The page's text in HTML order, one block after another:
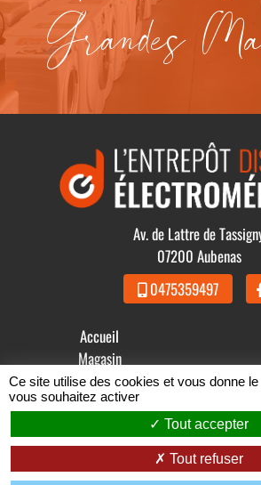
Grandes
Av. de Lattre de
07200 Aubenas
0475359497
Accueil
Magasin
Produits
© 2021 - 2026 GDBB - L' Entrepôt
Mentions légales-Conditions
Ce site utilise des cookies et vous donne
vous souhaitez activer
Tout accepter
Tout refuser